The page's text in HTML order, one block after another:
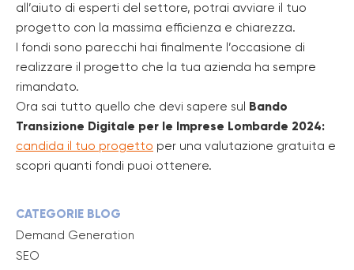
CATEGORIE BLOG
Demand Generation
SEO
all’aiuto di esperti del settore, potrai avviare il tuo
progetto con la massima efficienza e chiarezza.
I fondi sono parecchi hai finalmente l’occasione di
realizzare il progetto che la tua azienda ha sempre
rimandato.
Ora sai tutto quello che devi sapere sul Bando
Transizione Digitale per le Imprese Lombarde 2024:
candida il tuo progetto per una valutazione gratuita e
scopri quanti fondi puoi ottenere.